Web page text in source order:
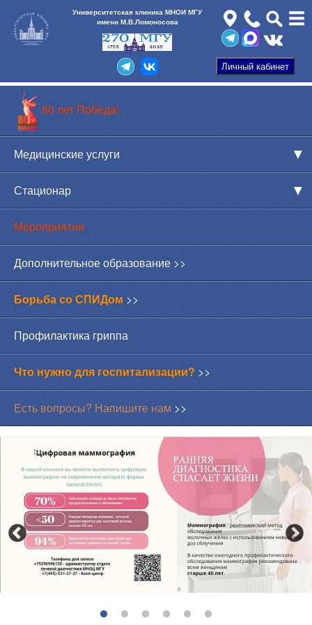
Университетская клиника МНОИ МГУ
имени М.В.Ломоносова
80 лет Победа!
Медицинские услуги
Стационар
Мероприятия
Дополнительное образование >>
Борьба со СПИДом >>
Профилактика гриппа
Что нужно для госпитализации? >>
Есть вопросы? Напишите нам >>